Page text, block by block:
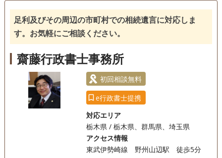
相続人調査
訪問可 女性スタッフ対応可 初回相談無料
足利及びその周辺の市町村での相続遺言に対応しま
す。お気軽にご相談ください。
齋藤行政書士事務所
初回相談無料
e行政書士提携
対応エリア
栃木県 / 栃木県、群馬県、埼玉県
アクセス情報
東武伊勢崎線 野州山辺駅 徒歩5分